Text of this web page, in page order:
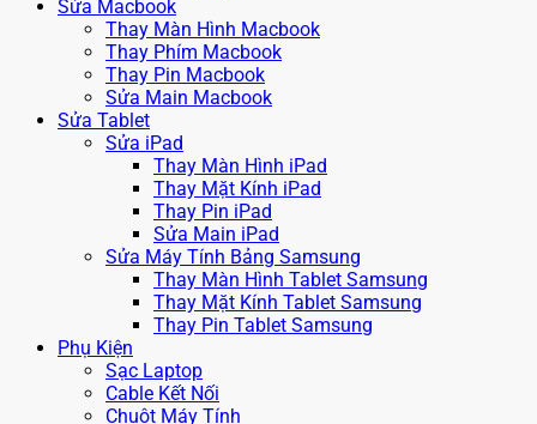
Sửa Macbook
Thay Màn Hình Macbook
Thay Phím Macbook
Thay Pin Macbook
Sửa Main Macbook
Sửa Tablet
Sửa iPad
Thay Màn Hình iPad
Thay Mặt Kính iPad
Thay Pin iPad
Sửa Main iPad
Sửa Máy Tính Bảng Samsung
Thay Màn Hình Tablet Samsung
Thay Mặt Kính Tablet Samsung
Thay Pin Tablet Samsung
Phụ Kiện
Sạc Laptop
Cable Kết Nối
Chuột Máy Tính